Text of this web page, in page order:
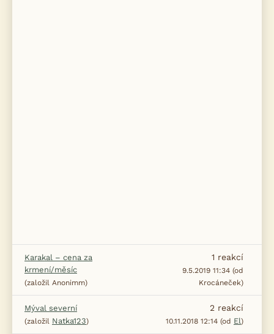
Karakal – cena za
krmení/měsíc
(založil Anonimm)
1 reakcí
9.5.2019 11:34 (od
Krocáneček)
Mýval severní
(založil Natka123)
2 reakcí
10.11.2018 12:14 (od El)